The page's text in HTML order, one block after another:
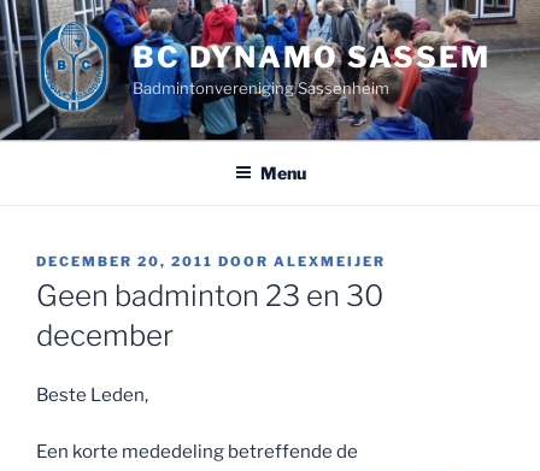
Ga
naar
de
inhoud
BC DYNAMO SASSEM
Badmintonvereniging Sassenheim
Menu
GEPLAATST
OP
DECEMBER 20, 2011 DOOR ALEXMEIJER
Geen badminton 23 en 30
december
Beste Leden,
Een korte mededeling betreffende de